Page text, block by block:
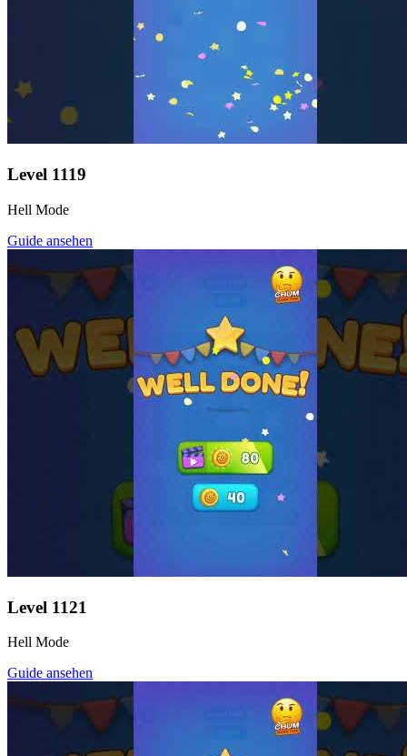
Level 1119
Hell Mode
Guide ansehen
Level 1121
Hell Mode
Guide ansehen